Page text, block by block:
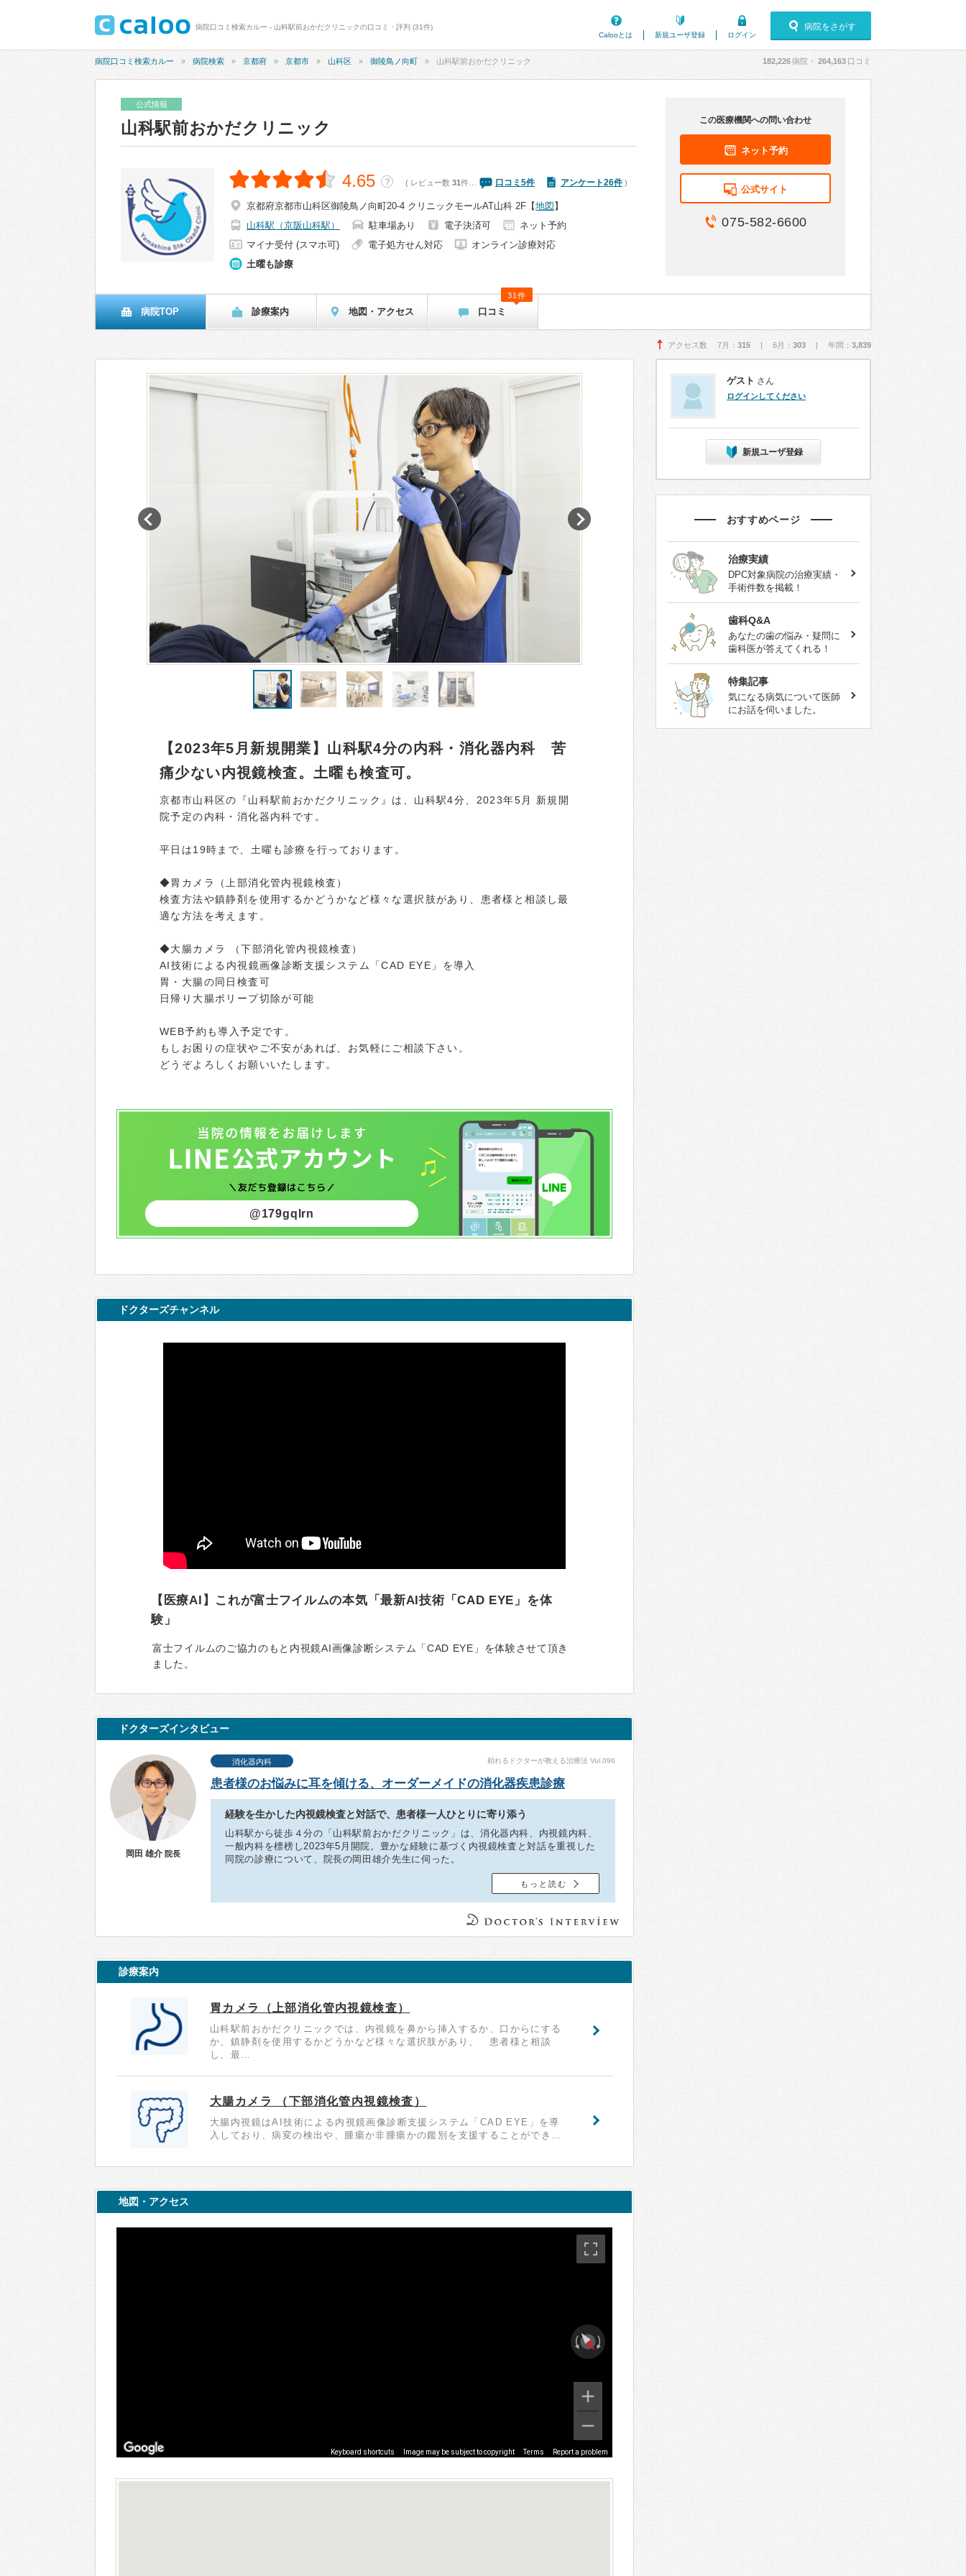
病院口コミ検索カルー - 山科駅前おかだクリニックの口コミ・評判 (31件)
Calooとは
新規ユーザ登録 ログイン
病院をさがす
病院口コミ検索カルー 病院検索 京都府 京都市 山科区 御陵鳥ノ向町 山科駅前おかだクリニック 182,226病院・ 264,163 口コミ
公式情報
山科駅前おかだクリニック
4.65 ？ ( レビュー数 31件… 口コミ 5件 アンケート26件)
京都府京都市山科区御陵鳥ノ向町20-4 クリニックモールAT山科 2F 【地図 】
山科駅（京阪山科駅）
駐車場あり 電子決済可
ネット予約
マイナ受付 (スマホ可)
電子処方せん対応
オンライン診療対応
土曜も診療
この医療機関への問い合わせ
ネット予約
公式サイト
075-582-6600
病院TOP 診療案内 地図・アクセス 口コミ
31件
アクセス数 7月： 315 | 6月： 303 | 年間： 3,839
【2023年5月新規開業】山科駅4分の内科・消化器内科 苦
痛少ない内視鏡検査。土曜も検査可。
京都市山科区の『山科駅前おかだクリニック』は、山科駅4分、2023年5月 新規開
院予定の内科・消化器内科です。
平日は19時まで、土曜も診療を行っております。
◆胃カメラ（上部消化管内視鏡検査）
検査方法や鎮静剤を使用するかどうかなど様々な選択肢があり、患者様と相談し最
適な方法を考えます。
◆大腸カメラ （下部消化管内視鏡検査）
AI技術による内視鏡画像診断支援システム「CAD EYE」を導入
胃・大腸の同日検査可
日帰り大腸ポリープ切除が可能
WEB予約も導入予定です。
もしお困りの症状やご不安があれば、お気軽にご相談下さい。
どうぞよろしくお願いいたします。
@179gqlrn
ドクターズチャンネル
【医療AI】これが富士フイルムの本気「最新AI技術「CAD EYE」を体
験」
富士フイルムのご協力のもと内視鏡AI画像診断システム「CAD EYE」を体験させて頂き
ました。
ドクターズインタビュー
岡田 雄介 院長
頼れるドクターが教える治療法 Vol.096
消化器内科
患者様のお悩みに耳を傾ける、オーダーメイドの消化器疾患診療
経験を生かした内視鏡検査と対話で、患者様一人ひとりに寄り添う
山科駅から徒歩４分の「山科駅前おかだクリニック」は、消化器内科、内視鏡内科、
一般内科を標榜し2023年5月開院。豊かな経験に基づく内視鏡検査と対話を重視した
同院の診療について、院長の岡田雄介先生に伺った。
もっと読む
診療案内
胃カメラ（上部消化管内視鏡検査）
山科駅前おかだクリニックでは、内視鏡を鼻から挿入するか、口からにする
か、鎮静剤を使用するかどうかなど様々な選択肢があり、 患者様と相談
し、最…
大腸カメラ （下部消化管内視鏡検査）
大腸内視鏡はAI技術による内視鏡画像診断支援システム「CAD EYE」を導
入しており、病変の検出や、腫瘍か非腫瘍かの鑑別を支援することができ…
地図・アクセス
Keyboard shortcuts Image may be subject to copyright Terms Report a problem
ゲスト さん
ログインしてください
新規ユーザ登録
おすすめページ
治療実績
DPC対象病院の治療実績・
手術件数を掲載！
歯科Q&A
あなたの歯の悩み・疑問に
歯科医が答えてくれる！
特集記事
気になる病気について医師
にお話を伺いました。